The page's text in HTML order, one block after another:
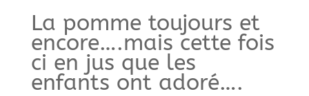
La pomme toujours et
encore….mais cette fois
ci en jus que les
enfants ont adoré….